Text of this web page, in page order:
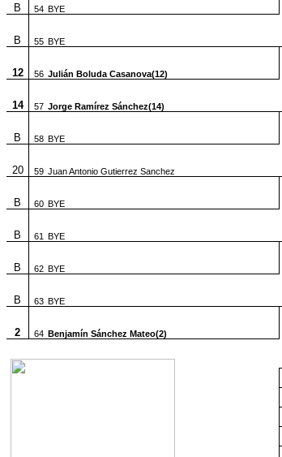
B 54 BYE
B
55 BYE
12 56 Julián Boluda Casanova(12)
14
57 Jorge Ramírez Sánchez(14)
B 58 BYE
20
59 Juan Antonio Gutierrez Sanchez
B 60 BYE
B
61 BYE
B 62 BYE
B 63 BYE
2 64 Benjamín Sánchez Mateo(2)